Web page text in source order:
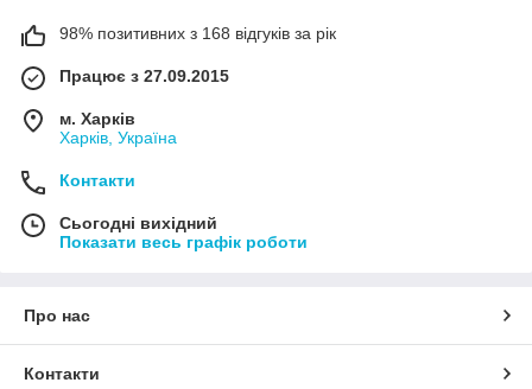
98% позитивних з 168 відгуків за рік
Працює з 27.09.2015
м. Харків
Харків, Україна
Контакти
Сьогодні вихідний
Показати весь графік роботи
Про нас
Контакти